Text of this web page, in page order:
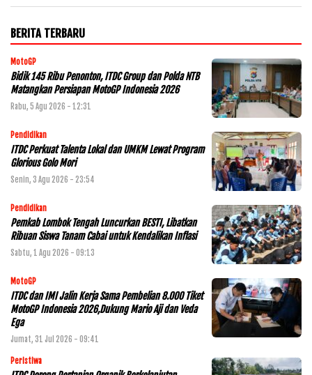
BERITA TERBARU
MotoGP
Bidik 145 Ribu Penonton, ITDC Group dan Polda NTB
Matangkan Persiapan MotoGP Indonesia 2026
Rabu, 5 Agu 2026 - 12:31
Pendidikan
ITDC Perkuat Talenta Lokal dan UMKM Lewat Program
Glorious Golo Mori
Senin, 3 Agu 2026 - 23:54
Pendidikan
Pemkab Lombok Tengah Luncurkan BESTI, Libatkan
Ribuan Siswa Tanam Cabai untuk Kendalikan Inflasi
Sabtu, 1 Agu 2026 - 09:13
MotoGP
ITDC dan IMI Jalin Kerja Sama Pembelian 8.000 Tiket
MotoGP Indonesia 2026,Dukung Mario Aji dan Veda
Ega
Jumat, 31 Jul 2026 - 09:41
Peristiwa